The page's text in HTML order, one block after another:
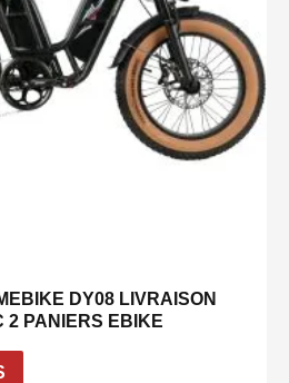
DY08 LIVRAISON
2 PANIERS EBIKE